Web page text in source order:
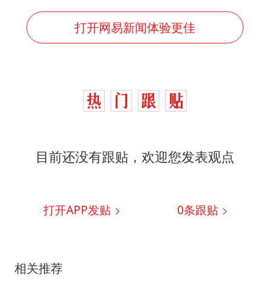
打开网易新闻体验更佳
目前还没有跟贴，欢迎您发表观点
打开APP发贴 0条跟贴
相关推荐